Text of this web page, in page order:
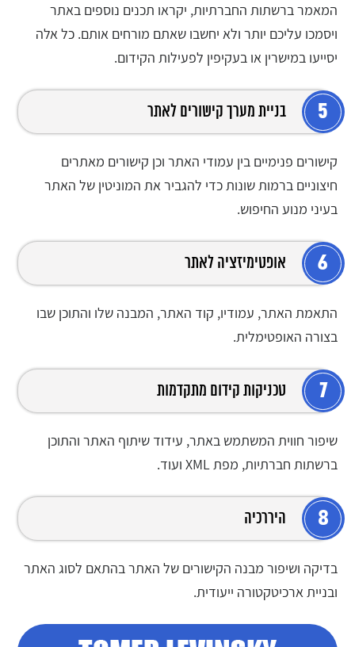
המאמר ברשתות החברתיות, יקראו תכנים נוספים באתר
ויסמכו עליכם יותר ולא יחשבו שאתם מורחים אותם. כל אלה
יסייעו במישרין או בעקיפין לפעילות הקידום.
5 בניית מערך קישורים לאתר
קישורים פנימיים בין עמודי האתר וכן קישורים מאתרים
חיצוניים ברמות שונות כדי להגביר את המוניטין של האתר
בעיני מנוע החיפוש.
6 אופטימיזציה לאתר
התאמת האתר, עמודיו, קוד האתר, המבנה שלו והתוכן שבו
בצורה האופטימלית.
7 טכניקות קידום מתקדמות
שיפור חווית המשתמש באתר, עידוד שיתוף האתר והתוכן
ברשתות חברתיות, מפת XML ועוד.
8 היררכיה
בדיקה ושיפור מבנה הקישורים של האתר בהתאם לסוג האתר
ובניית ארכיטקטורה ייעודית.